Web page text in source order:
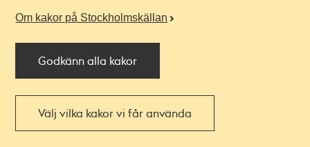
Om kakor på Stockholmskällan
Godkänn alla kakor
Välj vilka kakor vi får använda